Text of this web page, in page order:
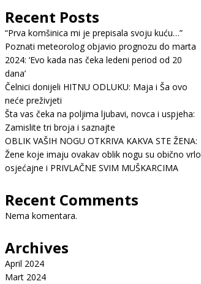
Recent Posts
“Prva komšinica mi je prepisala svoju kuću…”
Poznati meteorolog objavio prognozu do marta
2024: ‘Evo kada nas čeka ledeni period od 20
dana’
Čelnici donijeli HITNU ODLUKU: Maja i Ša ovo
neće preživjeti
Šta vas čeka na poljima ljubavi, novca i uspjeha:
Zamislite tri broja i saznajte
OBLIK VAŠIH NOGU OTKRIVA KAKVA STE ŽENA:
Žene koje imaju ovakav oblik nogu su obično vrlo
osjećajne i PRIVLAČNE SVIM MUŠKARCIMA
Recent Comments
Nema komentara.
Archives
April 2024
Mart 2024